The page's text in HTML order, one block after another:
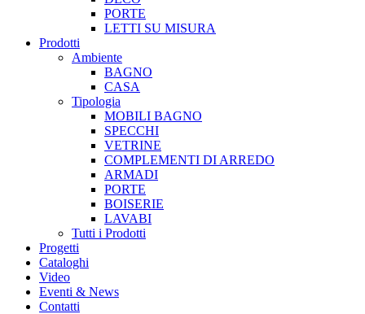
PORTE
LETTI SU MISURA
Prodotti
Ambiente
BAGNO
CASA
Tipologia
MOBILI BAGNO
SPECCHI
VETRINE
COMPLEMENTI DI ARREDO
ARMADI
PORTE
BOISERIE
LAVABI
Tutti i Prodotti
Progetti
Cataloghi
Video
Eventi & News
Contatti